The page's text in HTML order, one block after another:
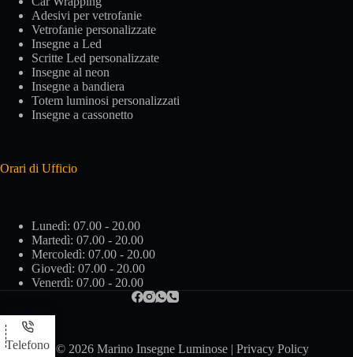
Adesivi per vetrofanie
Vetrofanie personalizzate
Insegne a Led
Scritte Led personalizzate
Insegne al neon
Insegne a bandiera
Totem luminosi personalizzati
Insegne a cassonetto
Orari di Ufficio
Lunedì: 07.00 - 20.00
Martedì: 07.00 - 20.00
Mercoledì: 07.00 - 20.00
Giovedì: 07.00 - 20.00
Venerdì: 07.00 - 20.00
Copyright © 2026 Marino Insegne Luminose | Privacy Policy
Telefono